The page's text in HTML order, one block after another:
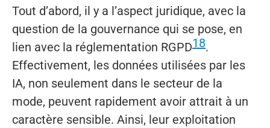
Tout d’abord, il y a l’aspect juridique, avec la
question de la gouvernance qui se pose, en
lien avec la réglementation RGPD18.
Effectivement, les données utilisées par les
IA, non seulement dans le secteur de la
mode, peuvent rapidement avoir attrait à un
caractère sensible. Ainsi, leur exploitation